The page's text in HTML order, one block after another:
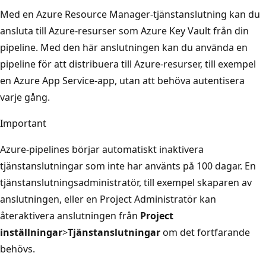
Med en Azure Resource Manager-tjänstanslutning kan du
ansluta till Azure-resurser som Azure Key Vault från din
pipeline. Med den här anslutningen kan du använda en
pipeline för att distribuera till Azure-resurser, till exempel
en Azure App Service-app, utan att behöva autentisera
varje gång.
Important
Azure-pipelines börjar automatiskt inaktivera
tjänstanslutningar som inte har använts på 100 dagar. En
tjänstanslutningsadministratör, till exempel skaparen av
anslutningen, eller en Project Administratör kan
återaktivera anslutningen från Project
inställningar>Tjänstanslutningarom det fortfarande
behövs.